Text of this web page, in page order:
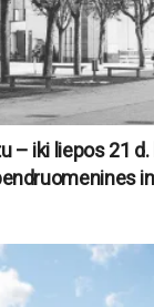
– iki liepos 21